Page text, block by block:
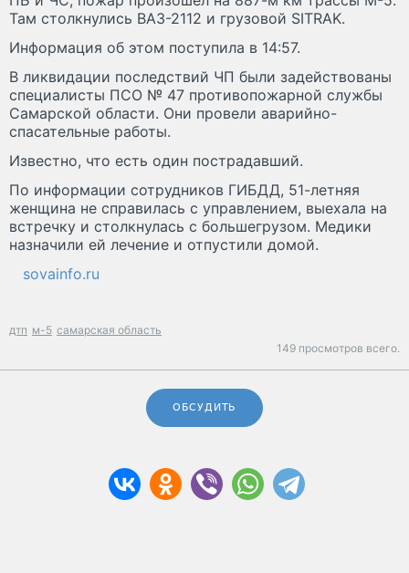
Там столкнулись ВАЗ-2112 и грузовой SITRAK.
Информация об этом поступила в 14:57.
В ликвидации последствий ЧП были задействованы
специалисты ПСО № 47 противопожарной службы
Самарской области. Они провели аварийно-
спасательные работы.
Известно, что есть один пострадавший.
По информации сотрудников ГИБДД, 51-летняя
женщина не справилась с управлением, выехала на
встречку и столкнулась с большегрузом. Медики
назначили ей лечение и отпустили домой.
sovainfo.ru
дтп м-5 самарская область
149 просмотров всего.
ОБСУДИТЬ